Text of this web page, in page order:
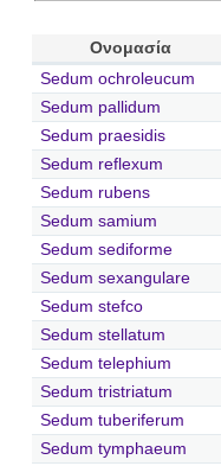
Ονομασία
Sedum ochroleucum
Sedum pallidum
Sedum praesidis
Sedum reflexum
Sedum rubens
Sedum samium
Sedum sediforme
Sedum sexangulare
Sedum stefco
Sedum stellatum
Sedum telephium
Sedum tristriatum
Sedum tuberiferum
Sedum tymphaeum